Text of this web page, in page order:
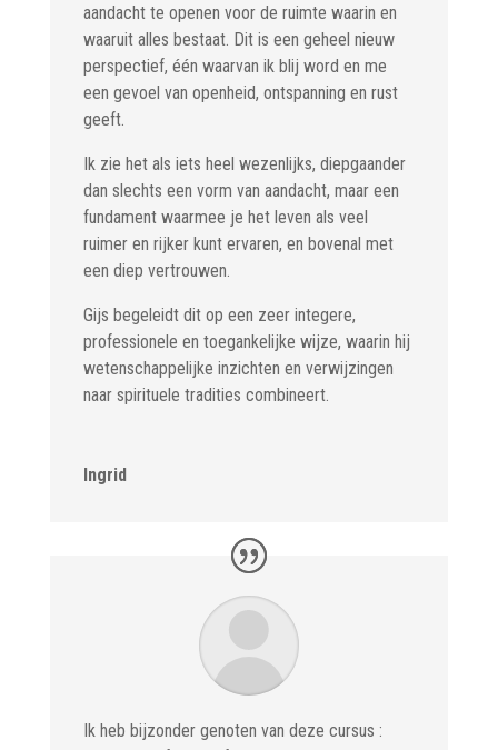
aandacht te openen voor de ruimte waarin en
waaruit alles bestaat. Dit is een geheel nieuw
perspectief, één waarvan ik blij word en me
een gevoel van openheid, ontspanning en rust
geeft.
Ik zie het als iets heel wezenlijks, diepgaander
dan slechts een vorm van aandacht, maar een
fundament waarmee je het leven als veel
ruimer en rijker kunt ervaren, en bovenal met
een diep vertrouwen.
Gijs begeleidt dit op een zeer integere,
professionele en toegankelijke wijze, waarin hij
wetenschappelijke inzichten en verwijzingen
naar spirituele tradities combineert.
Ingrid
Ik heb bijzonder genoten van deze cursus :